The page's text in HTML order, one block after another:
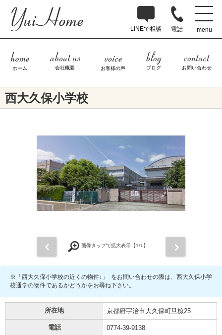
LINEで相談 電話 menu
ホーム 会社概要 お客様の声 ブログ お問い合わせ
西大久保小学校
画像タップで拡大表示【1/1】
※「西大久保小学校の近くの物件↓」 をお問い合わせの際は、西大久保小学
校通学の物件であるかどうかをお尋ね下さい。
所在地 京都府宇治市大久保町旦椋25
電話 0774-39-9138